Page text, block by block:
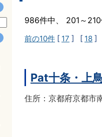
986件中、 201～
前の10件 [ 17 ] [ 18 ]
Pat十条・上
住所：京都府京都市